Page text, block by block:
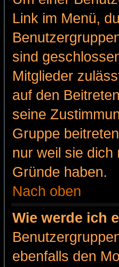
Link im Menü,
sind
Mitglieder
auf den
seine
Gruppe
nur weil sie
Gründe haben.
Nach oben
Wie werde ich
ebenfalls den